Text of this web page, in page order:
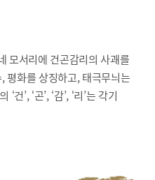
모서리에 건곤감리의 사괘를
평화를 상징하고, 태극무늬는
’, ‘곤’, ‘감’, ‘리’는 각기